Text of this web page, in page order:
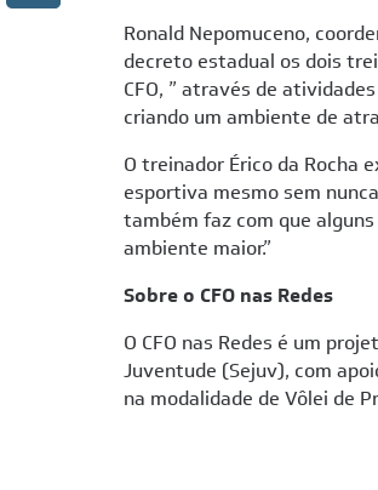
Ronald Nepomuceno,
decreto estadual os dois
CFO, ” através de
criando um ambiente de
O treinador Érico da Rocha
esportiva mesmo sem
também faz com que
ambiente maior.”
Sobre o CFO nas Redes
O CFO nas Redes é um
Juventude (Sejuv), com
na modalidade de Vôlei de